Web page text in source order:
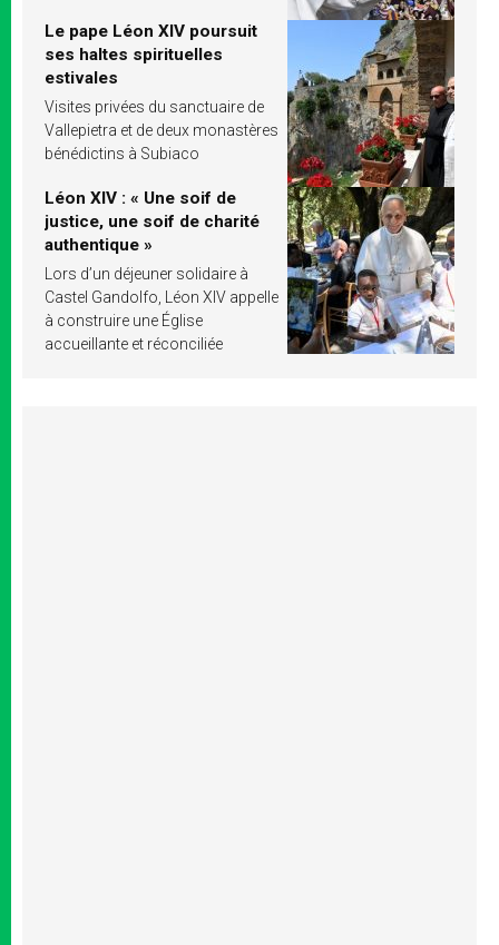
Le pape Léon XIV poursuit
ses haltes spirituelles
estivales
Visites privées du sanctuaire de
Vallepietra et de deux monastères
bénédictins à Subiaco
Léon XIV : « Une soif de
justice, une soif de charité
authentique »
Lors d’un déjeuner solidaire à
Castel Gandolfo, Léon XIV appelle
à construire une Église
accueillante et réconciliée